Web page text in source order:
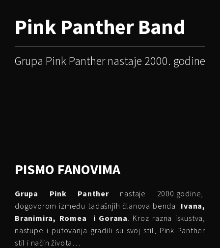
Pink Panther Band
Grupa Pink Panther nastaje 2000. godine
PISMO FANOVIMA
Grupa Pink Panthernastaje 2000.godine,
dogovorom između tadašnjih članova benda
Ivana,
Branimira, Romea i Gorana. Kroz razna iskustva,
nastupe i putovanja gradili su svoj stil, Pink Panther
stil i način života…